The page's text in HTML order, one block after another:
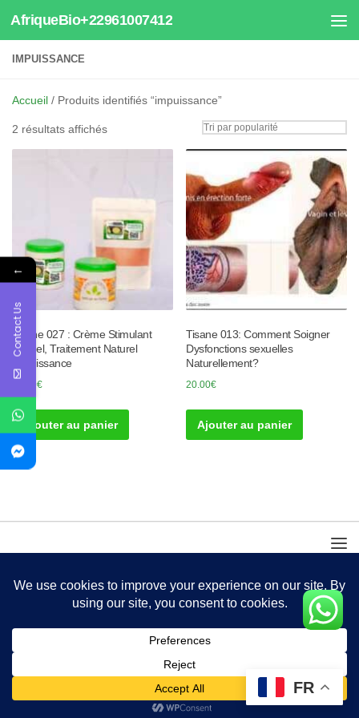
Au dessous du contenu
AfriqueBio+22961007412
IMPUISSANCE
Accueil / Produits identifiés “impuissance”
2 résultats affichésTrié
Tisane 027 : Crème Stimulant
Sexuel, Traitement Naturel
Impuissance
40.00€
Ajouter au panier
Tisane 013: Comment Soigner
Dysfonctions sexuelles
Naturellement?
20.00€
Ajouter au panier
FR
←
Contact Us